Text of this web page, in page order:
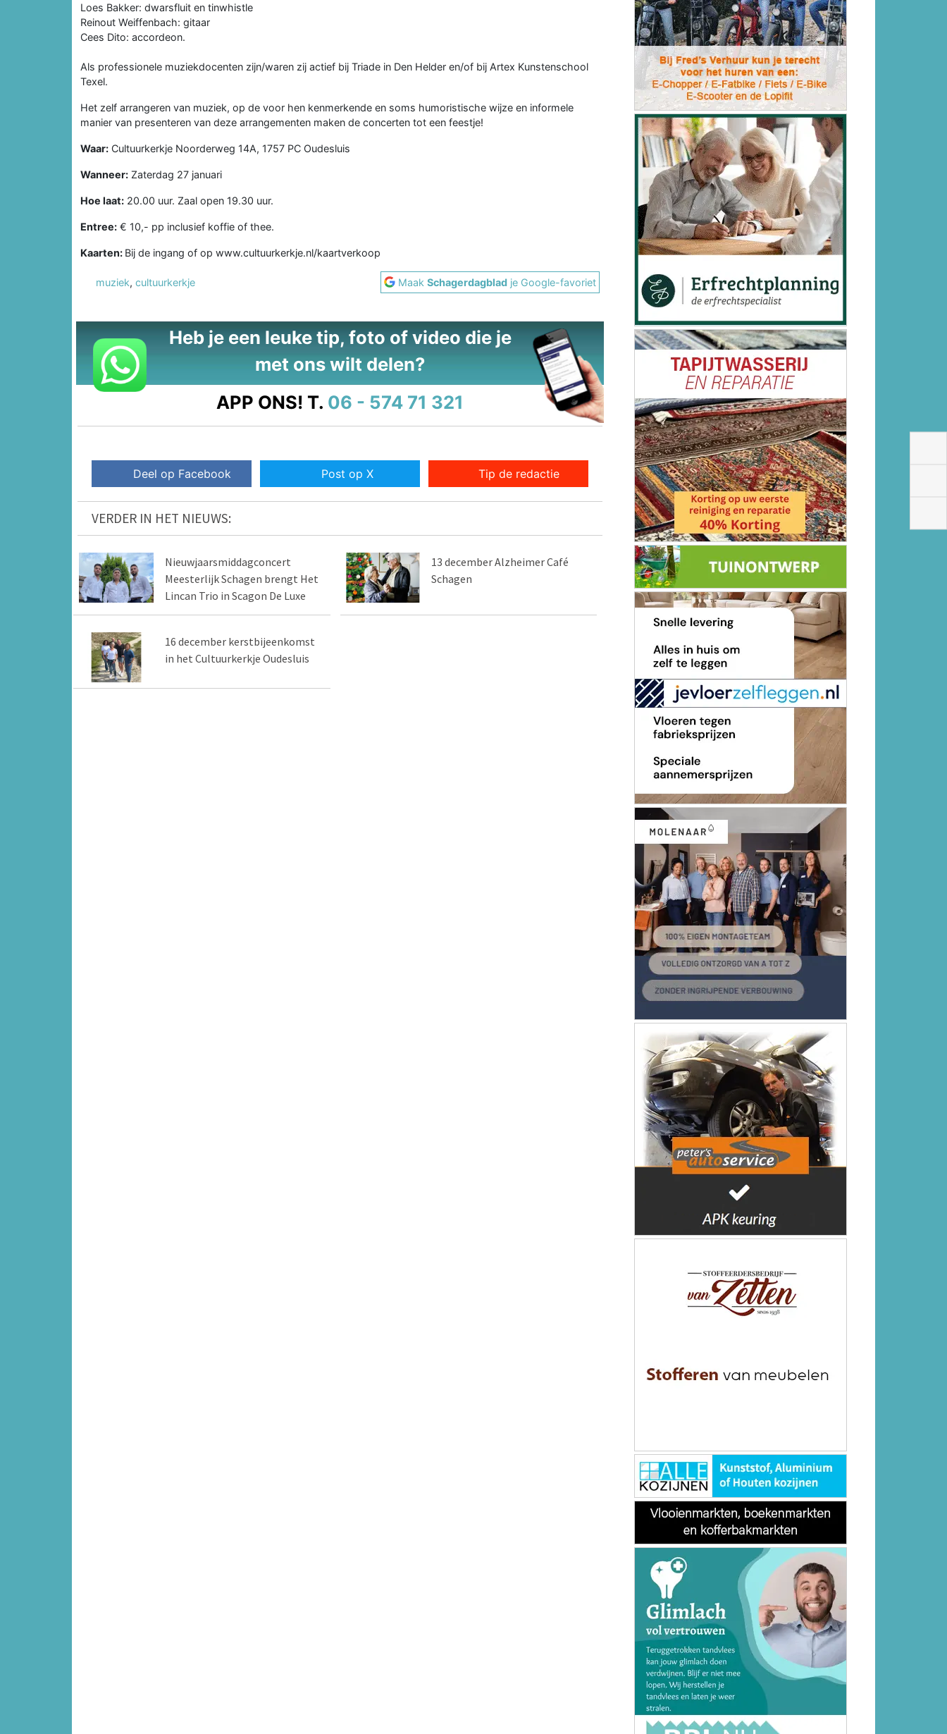
Loes Bakker: dwarsfluit en tinwhistle
Reinout Weiffenbach: gitaar
Cees Dito: accordeon.
Als professionele muziekdocenten zijn/waren zij actief bij Triade in Den Helder en/of bij Artex Kunstenschool
Texel.
Het zelf arrangeren van muziek, op de voor hen kenmerkende en soms humoristische wijze en informele
manier van presenteren van deze arrangementen maken de concerten tot een feestje!
Waar: Cultuurkerkje Noorderweg 14A, 1757 PC Oudesluis
Wanneer: Zaterdag 27 januari
Hoe laat: 20.00 uur. Zaal open 19.30 uur.
Entree: € 10,- pp inclusief koffie of thee.
Kaarten: Bij de ingang of op www.cultuurkerkje.nl/kaartverkoop
muziek, cultuurkerkje MaakSchagerdagblad je Google-favoriet
Heb je een leuke tip, foto of video die je
met ons wilt delen?
APP ONS! T. 06 - 574 71 321
Deel op Facebook Post op X Tip de redactie
VERDER IN HET NIEUWS:
Nieuwjaarsmiddagconcert
Meesterlijk Schagen brengt Het
Lincan Trio in Scagon De Luxe
13 december Alzheimer Café
Schagen
16 december kerstbijeenkomst
in het Cultuurkerkje Oudesluis